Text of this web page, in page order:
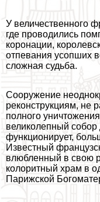
У величественного
где проводились
коронации,
отпевания усопших
сложная судьба.
Сооружение
реконструкциям, не
полного
великолепный собор
функционирует,
Известный
влюбленный в свою
колоритный храм в
Парижской